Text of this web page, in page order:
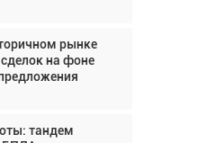
рынке
сделок на фоне
тандем
– это актив.